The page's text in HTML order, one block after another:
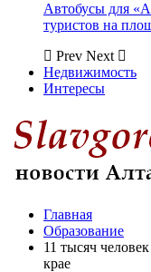
Автобусы для
туристов на
Prev Next
Недвижимость
Интересы
Главная
Образование
11 тысяч
крае